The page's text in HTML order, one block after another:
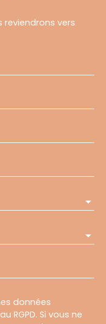
reviendrons vers
données
RGPD. Si vous ne